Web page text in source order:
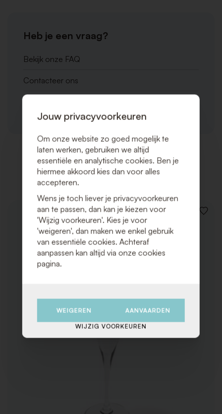
Heb je een vraag?
Bekijk onze FAQ
Contacteer ons
Gerelateerde producten
VOEG
Jouw privacyvoorkeuren
Om onze website zo goed mogelijk te
laten werken, gebruiken we altijd
essentiële en analytische cookies. Ben je
hiermee akkoord kies dan voor alles
accepteren.
Wens je toch liever je privacyvoorkeuren
aan te passen, dan kan je kiezen voor
'Wijzig voorkeuren'. Kies je voor
'weigeren', dan maken we enkel gebruik
van essentiële cookies. Achteraf
aanpassen kan altijd via onze cookies
pagina.
WEIGEREN AANVAARDEN
WIJZIG VOORKEUREN